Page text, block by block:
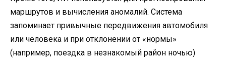
маршрутов и вычисления аномалий. Система
запоминает привычные передвижения автомобиля
или человека и при отклонении от «нормы»
(например, поездка в незнакомый район ночью)